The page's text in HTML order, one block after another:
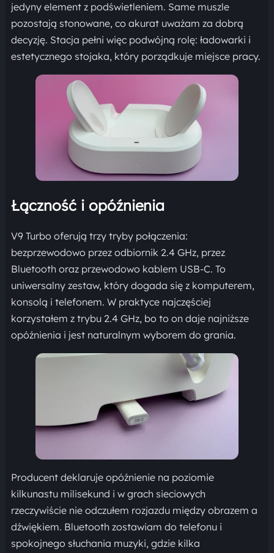
jedyny element z podświetleniem. Same muszle
pozostają stonowane, co akurat uważam za dobrą
decyzję. Stacja pełni więc podwójną rolę: ładowarki i
estetycznego stojaka, który porządkuje miejsce pracy.
Łączność i opóźnienia
V9 Turbo oferują trzy tryby połączenia:
bezprzewodowo przez odbiornik 2.4 GHz, przez
Bluetooth oraz przewodowo kablem USB-C. To
uniwersalny zestaw, który dogada się z komputerem,
konsolą i telefonem. W praktyce najczęściej
korzystałem z trybu 2.4 GHz, bo to on daje najniższe
opóźnienia i jest naturalnym wyborem do grania.
Producent deklaruje opóźnienie na poziomie
kilkunastu milisekund i w grach sieciowych
rzeczywiście nie odczułem rozjazdu między obrazem a
dźwiękiem. Bluetooth zostawiam do telefonu i
spokojnego słuchania muzyki, gdzie kilka